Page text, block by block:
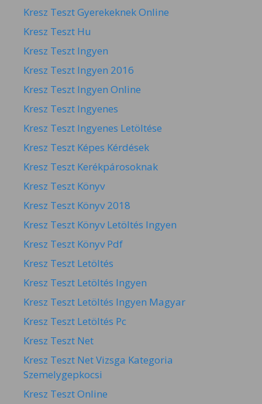
Kresz Teszt Gyerekeknek Online
Kresz Teszt Hu
Kresz Teszt Ingyen
Kresz Teszt Ingyen 2016
Kresz Teszt Ingyen Online
Kresz Teszt Ingyenes
Kresz Teszt Ingyenes Letöltése
Kresz Teszt Képes Kérdések
Kresz Teszt Kerékpárosoknak
Kresz Teszt Könyv
Kresz Teszt Könyv 2018
Kresz Teszt Könyv Letöltés Ingyen
Kresz Teszt Könyv Pdf
Kresz Teszt Letöltés
Kresz Teszt Letöltés Ingyen
Kresz Teszt Letöltés Ingyen Magyar
Kresz Teszt Letöltés Pc
Kresz Teszt Net
Kresz Teszt Net Vizsga Kategoria
Szemelygepkocsi
Kresz Teszt Online